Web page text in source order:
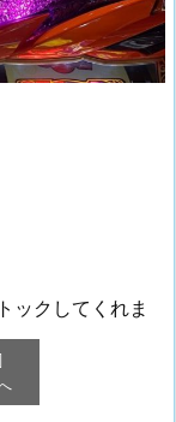
ックしてくれま